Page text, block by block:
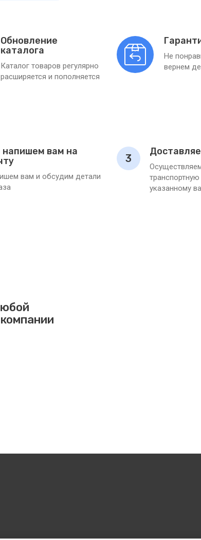
Обновление
каталога
Каталог товаров регулярно
расширяется и пополняется
Не
вернем
вам на
вам и обсудим детали
3
указанному